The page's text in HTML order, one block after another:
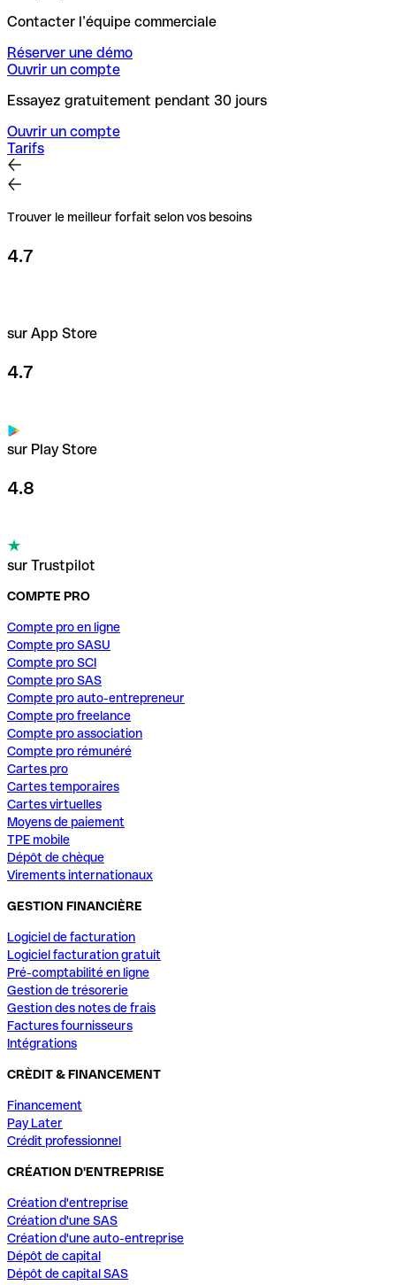
Contacter l’équipe commerciale
Réserver une démo
Ouvrir un compte
Essayez gratuitement pendant 30 jours
Ouvrir un compte
Tarifs
Trouver le meilleur forfait selon vos besoins
4.7
sur App Store
4.7
sur Play Store
4.8
sur Trustpilot
COMPTE PRO
Compte pro en ligne
Compte pro SASU
Compte pro SCI
Compte pro SAS
Compte pro auto-entrepreneur
Compte pro freelance
Compte pro association
Compte pro rémunéré
Cartes pro
Cartes temporaires
Cartes virtuelles
Moyens de paiement
TPE mobile
Dépôt de chèque
Virements internationaux
GESTION FINANCIÈRE
Logiciel de facturation
Logiciel facturation gratuit
Pré-comptabilité en ligne
Gestion de trésorerie
Gestion des notes de frais
Factures fournisseurs
Intégrations
CRÈDIT & FINANCEMENT
Financement
Pay Later
Crédit professionnel
CRÉATION D'ENTREPRISE
Création d'entreprise
Création d'une SAS
Création d'une auto-entreprise
Dépôt de capital
Dépôt de capital SAS